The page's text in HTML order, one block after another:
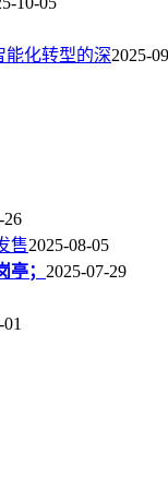
能化转型的深2025-
26
售2025-08-05
； 2025-07-29